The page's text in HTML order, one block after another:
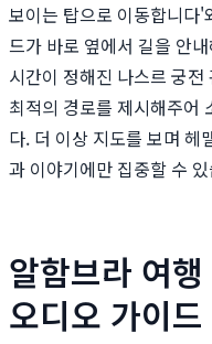
보이는 탑으로 이동합니다'
드가 바로 옆에서 길을 안
시간이 정해진 나스르 궁
최적의 경로를 제시해주어
다. 더 이상 지도를 보며 헤
과 이야기에만 집중할 수
알함브라 여
오디오 가이